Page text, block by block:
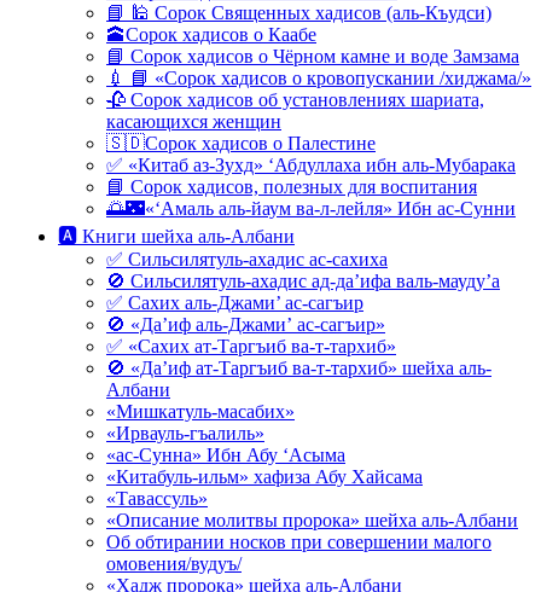
📘 🕌 Сорок Священных хадисов (аль-Къудси)
🕋Сорок хадисов о Каабе
📘 Сорок хадисов о Чёрном камне и воде Замзама
💉 📘 «Сорок хадисов о кровопускании /хиджама/»
🥀 Сорок хадисов об установлениях шариата,
касающихся женщин
🇸🇩Сорок хадисов о Палестине
✅ «Китаб аз-Зухд» ‘Абдуллаха ибн аль-Мубарака
📘 Сорок хадисов, полезных для воспитания
🌅🌃«‘Амаль аль-йаум ва-л-лейля» Ибн ас-Сунни
🅰 Книги шейха аль-Албани
✅ Сильсилятуль-ахадис ас-сахиха
🚫 Сильсилятуль-ахадис ад-да’ифа валь-мауду’а
✅ Сахих аль-Джами’ ас-сагъир
🚫 «Да’иф аль-Джами’ ас-сагъир»
✅ «Сахих ат-Таргъиб ва-т-тархиб»
🚫 «Да’иф ат-Таргъиб ва-т-тархиб» шейха аль-
Албани
«Мишкатуль-масабих»
«Ирвауль-гъалиль»
«ас-Сунна» Ибн Абу ‘Асыма
«Китабуль-ильм» хафиза Абу Хайсама
«Тавассуль»
«Описание молитвы пророка» шейха аль-Албани
Об обтирании носков при совершении малого
омовения/вудуъ/
«Хадж пророка» шейха аль-Албани